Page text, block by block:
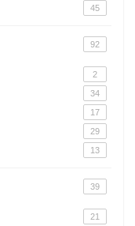
45
92
2
34
17
29
13
39
21